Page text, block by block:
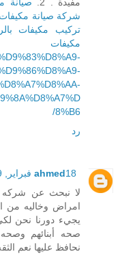
شركة صيانة
تركيب مكيفات
8%B6/
رد
ahmed18 فبراير, 2019 20:27
لا نبحث عن شركه
امراض وخاليه من
يجيء دورنا نحن
صحه أبنائهم وصحه
نحافظ عليها نعم